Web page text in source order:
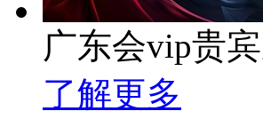
广东会vip贵
了解更多